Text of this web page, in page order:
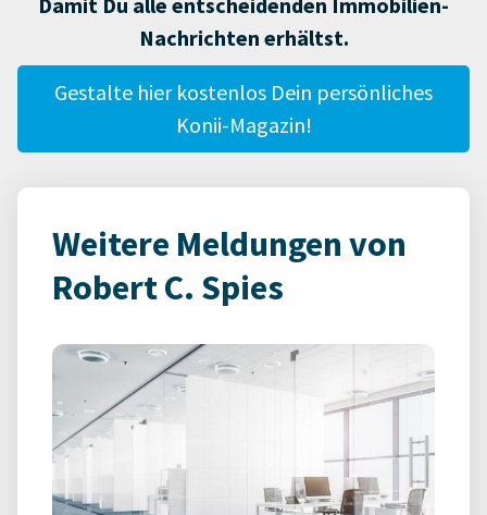
Nachrichten erhältst.
Gestalte hier kostenlos Dein persönliches
Konii-Magazin!
Weitere Meldungen von
Robert C. Spies